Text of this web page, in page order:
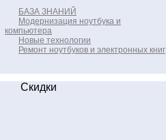
БАЗА ЗНАНИЙ
Модернизация ноутбука и
компьютера
Новые технологии
Ремонт ноутбуков и электронных книг
Скидки